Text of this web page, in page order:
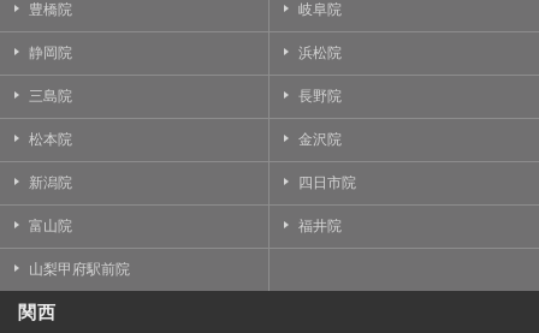
豊橋院 岐阜院
静岡院 浜松院
三島院 長野院
松本院 金沢院
新潟院 四日市院
富山院 福井院
山梨甲府駅前院
関西